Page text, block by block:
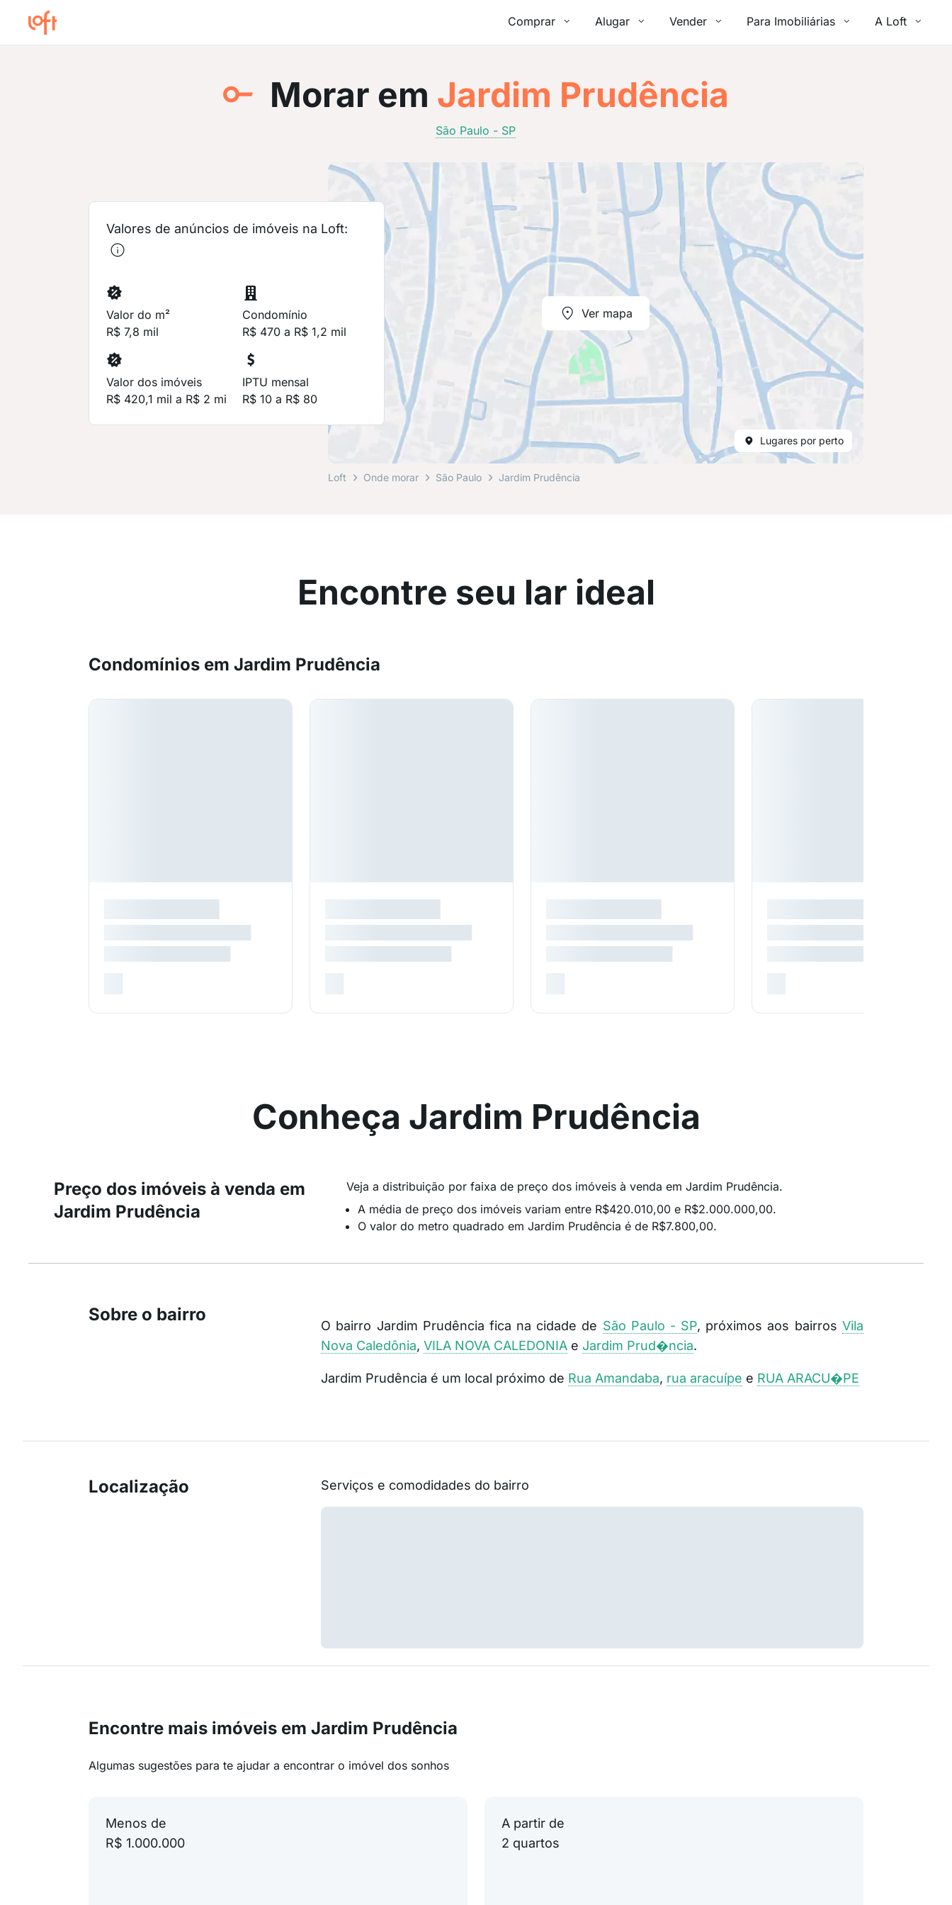
Comprar Alugar Vender Para Imobiliárias A Loft
Morar em Jardim Prudência
São Paulo - SP
Ver mapa
Lugares por perto
Loft Onde morar São Paulo Jardim Prudência
Valores de anúncios de imóveis na Loft:
Valor do m²
R$ 7,8 mil
Condomínio
R$ 470 a R$ 1,2 mil
Valor dos imóveis
R$ 420,1 mil a R$ 2 mi
IPTU mensal
R$ 10 a R$ 80
Encontre seu lar ideal
Condomínios em Jardim Prudência
Conheça Jardim Prudência
Preço dos imóveis à venda em
Jardim Prudência
Veja a distribuição por faixa de preço dos imóveis à venda em Jardim Prudência.
A média de preço dos imóveis variam entre R$420.010,00 e R$2.000.000,00.
O valor do metro quadrado em Jardim Prudência é de R$7.800,00.
Sobre o bairro
O bairro Jardim Prudência fica na cidade de São Paulo - SP, próximos aos bairros Vila
Nova Caledônia,VILA NOVA CALEDONIA e Jardim Prud�ncia.
Jardim Prudência é um local próximo de Rua Amandaba, rua aracuípe e RUA ARACU�PE
Localização Serviços e comodidades do bairro
Encontre mais imóveis em Jardim Prudência
Algumas sugestões para te ajudar a encontrar o imóvel dos sonhos
Menos de
R$ 1.000.000
A partir de
2 quartos